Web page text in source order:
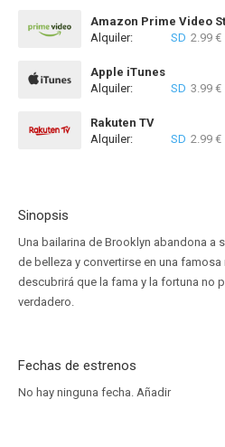
Amazon Prime Video
Alquiler:
SD 2.99 €
Apple iTunes
Alquiler:
SD 3.99 €
Rakuten TV
Alquiler:
SD 2.99 €
Sinopsis
Una bailarina de Brooklyn abandona a
de belleza y convertirse en una
descubrirá que la fama y la fortuna no
verdadero.
Fechas de estrenos
No hay ninguna fecha. Añadir